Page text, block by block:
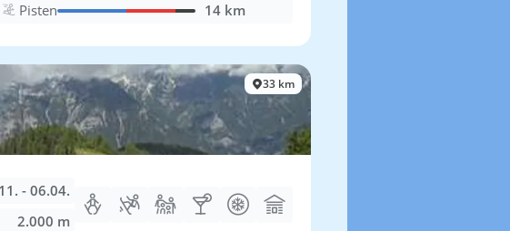
Pisten
14 km
33 km
- 06.04.
2.000 m